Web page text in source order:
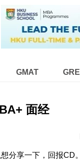
GMAT GRE
面经
分享一下，回报CD。